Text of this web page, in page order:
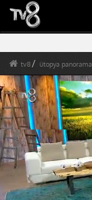
tv8 ütopya panorama